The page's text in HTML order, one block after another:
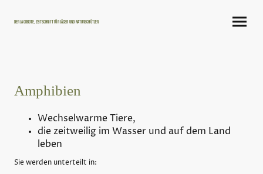
Der Jagdbote, Zeitschrift für Jäger und Naturschützer
Amphibien
Wechselwarme Tiere,
die zeitweilig im Wasser und auf dem Land
leben
Sie werden unterteilt in: